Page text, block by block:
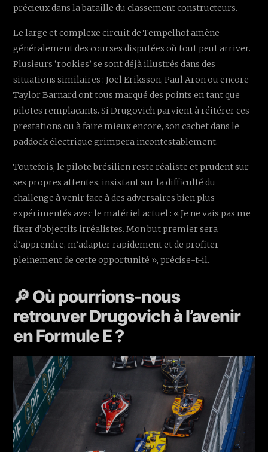
précieux dans la bataille du classement constructeurs.
Le large et complexe circuit de Tempelhof amène
généralement des courses disputées où tout peut arriver.
Plusieurs ‘rookies’ se sont déjà illustrés dans des
situations similaires : Joel Eriksson, Paul Aron ou encore
Taylor Barnard ont tous marqué des points en tant que
pilotes remplaçants. Si Drugovich parvient à réitérer ces
prestations ou à faire mieux encore, son cachet dans le
paddock électrique grimpera incontestablement.
Toutefois, le pilote brésilien reste réaliste et prudent sur
ses propres attentes, insistant sur la difficulté du
challenge à venir face à des adversaires bien plus
expérimentés avec le matériel actuel : « Je ne vais pas me
fixer d’objectifs irréalistes. Mon but premier sera
d’apprendre, m’adapter rapidement et de profiter
pleinement de cette opportunité », précise-t-il.
🔎 Où pourrions-nous
retrouver Drugovich à l’avenir
en Formule E ?